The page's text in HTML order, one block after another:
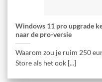
Windows 11 pro upgrade
naar de pro-versie
Waarom zou je ruim 250
Store als het ook [...]